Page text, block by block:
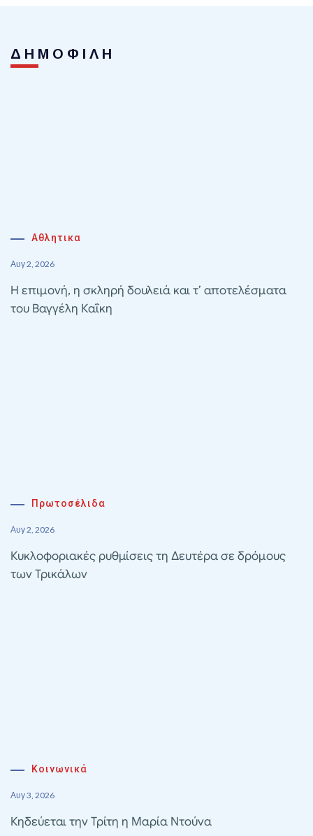
ΔΗΜΟΦΙΛΗ
Αθλητικα
Αυγ 2, 2026
Η επιμονή, η σκληρή δουλειά και τ’ αποτελέσματα
του Βαγγέλη Καΐκη
Πρωτοσέλιδα
Αυγ 2, 2026
Κυκλοφοριακές ρυθμίσεις τη Δευτέρα σε δρόμους
των Τρικάλων
Κοινωνικά
Αυγ 3, 2026
Κηδεύεται την Τρίτη η Μαρία Ντούνα